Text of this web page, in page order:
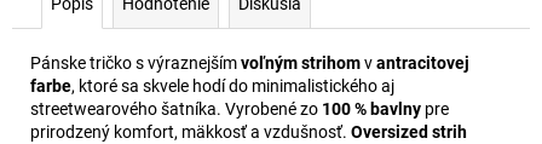
Popis Hodnotenie Diskusia
Pánske tričko s výraznejšímvoľným strihomvantracitovej
farbe, ktoré sa skvele hodí do minimalistického aj
streetwearového šatníka. Vyrobené zo 100 % bavlny pre
prirodzený komfort, mäkkosť a vzdušnosť. Oversized strih